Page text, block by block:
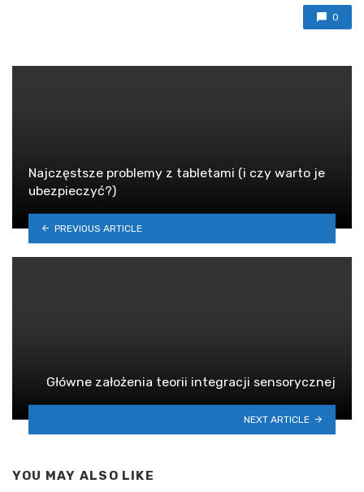
0
Najczęstsze problemy z tabletami (i czy warto je
ubezpieczyć?)
PREVIOUS ARTICLE
Główne założenia teorii integracji sensorycznej
NEXT ARTICLE
YOU MAY ALSO LIKE